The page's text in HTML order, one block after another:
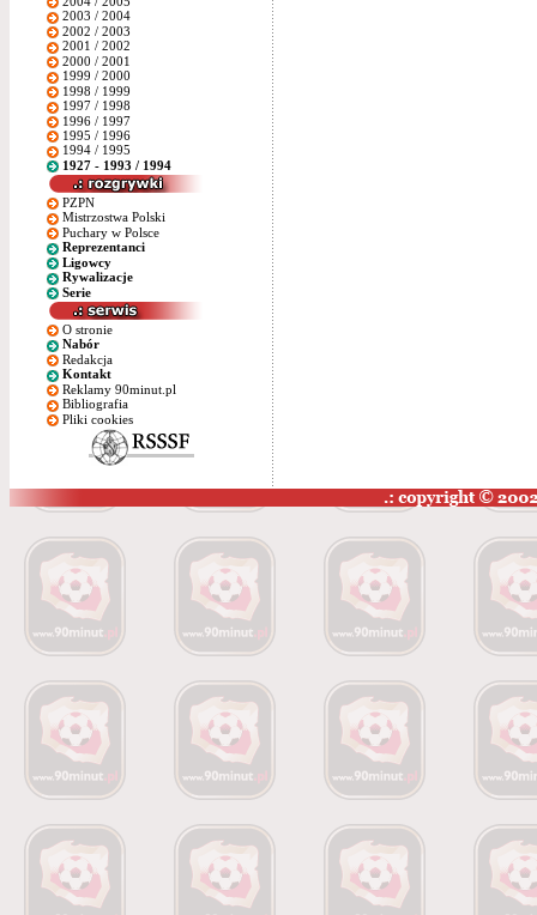
2003 / 2004
2002 / 2003
2001 / 2002
2000 / 2001
1999 / 2000
1998 / 1999
1997 / 1998
1996 / 1997
1995 / 1996
1994 / 1995
1927 - 1993 / 1994
PZPN
Mistrzostwa Polski
Puchary w Polsce
Reprezentanci
Ligowcy
Rywalizacje
Serie
O stronie
Nabór
Redakcja
Kontakt
Reklamy 90minut.pl
Bibliografia
Pliki cookies